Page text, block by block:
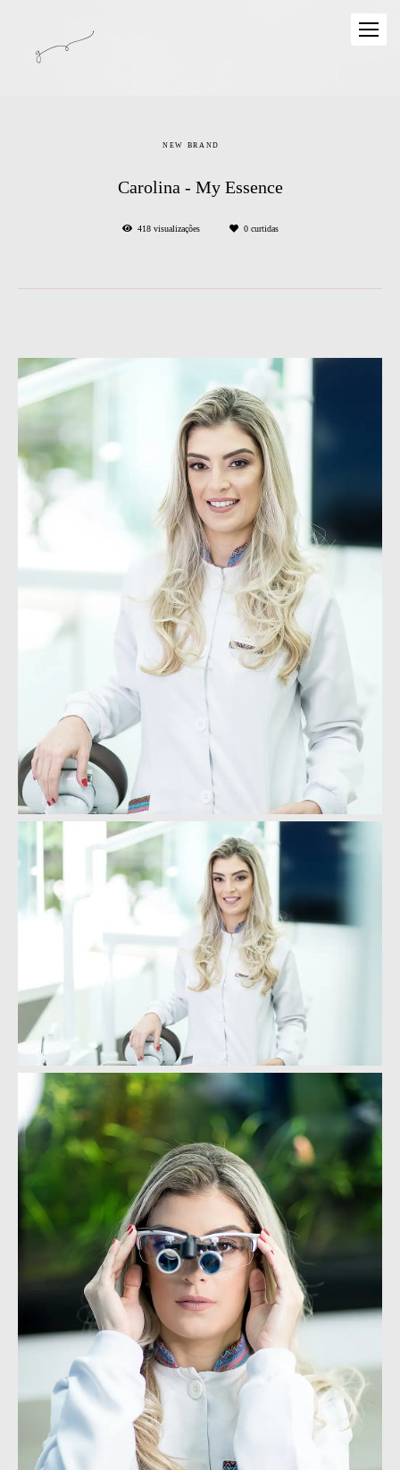
NEW BRAND
Carolina - My Essence
418visualizações 0curtidas